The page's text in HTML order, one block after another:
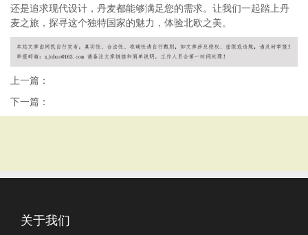
还是追求现代设计，丹麦都能够满足您的需求。让我们一起踏上丹
麦之旅，探寻这个独特国家的魅力，体验北欧之美。
上一篇：
下一篇：
关于我们